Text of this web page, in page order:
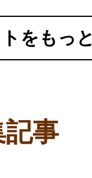
ワーカー
ーラン
をもっ
事